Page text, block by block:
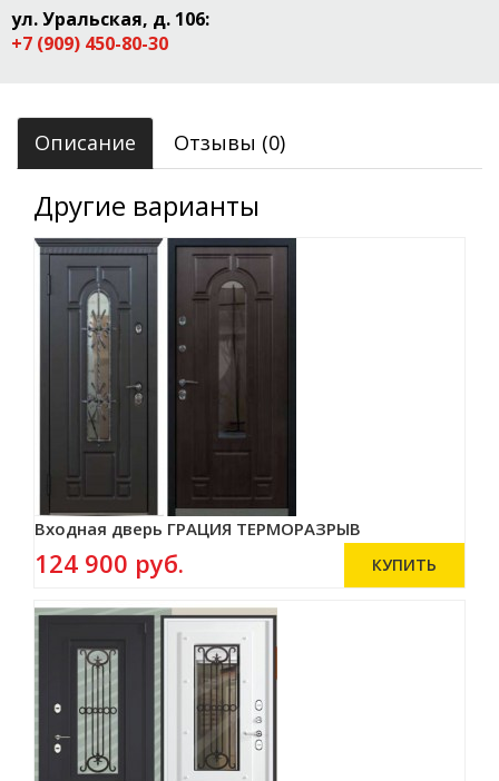
ул. Уральская, д. 106:
+7 (909) 450-80-30
Описание Отзывы (0)
Другие варианты
Входная дверь ГРАЦИЯ ТЕРМОРАЗРЫВ
124 900 руб.